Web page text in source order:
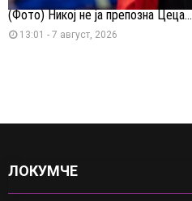
(Фото) Никој не ја препозна Цеца...
13:01 - 7 август, 2026
ЛОКУМЧЕ